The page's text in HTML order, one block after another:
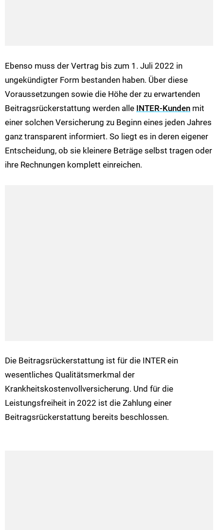
Ebenso muss der Vertrag bis zum 1. Juli 2022 in
ungekündigter Form bestanden haben. Über diese
Voraussetzungen sowie die Höhe der zu erwartenden
Beitragsrückerstattung werden alle INTER-Kunden mit
einer solchen Versicherung zu Beginn eines jeden Jahres
ganz transparent informiert. So liegt es in deren eigener
Entscheidung, ob sie kleinere Beträge selbst tragen oder
ihre Rechnungen komplett einreichen.
Die Beitragsrückerstattung ist für die INTER ein
wesentliches Qualitätsmerkmal der
Krankheitskostenvollversicherung. Und für die
Leistungsfreiheit in 2022 ist die Zahlung einer
Beitragsrückerstattung bereits beschlossen.